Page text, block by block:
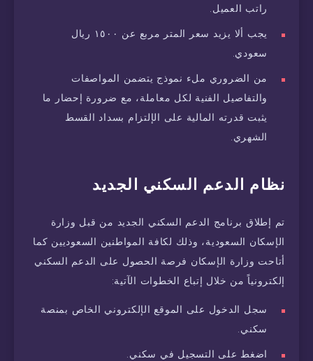
راتب العميل.
يجب ألا يزيد سعر المتر مربع عن ١٥٠٠ ريال
سعودي.
من الضروري ملء نموذج يتضمن المواصفات
والتفاصيل الفنية لكل معاملة، مع ضرورة إحضار ما
يثبت قدرته المالية على الإلتزام بسداد القسط
الشهري.
نظام الدعم السكني الجديد
تم إطلاق برنامج الدعم السكني الجديد من قبل وزارة
الإسكان السعودية، وذلك لكافة المواطنين السعوديين كما
أتاحت وزارة الإسكان فرصة الحصول على الدعم السكني
إلكترونياً من خلال إتباع الخطوات الآتية:
سجل الدخول على الموقع الإلكتروني الخاص بمنصة
سكني.
اضغط على التسجيل في سكني.